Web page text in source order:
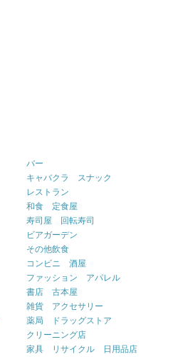
バー
キャバクラ スナック
レストラン
和食 定食屋
寿司屋 回転寿司
ビアガーデン
その他飲食
コンビニ 酒屋
ファッション アパレル
書店 古本屋
雑貨 アクセサリー
薬局 ドラッグストア
クリーニング店
家具 リサイクル 日用品店